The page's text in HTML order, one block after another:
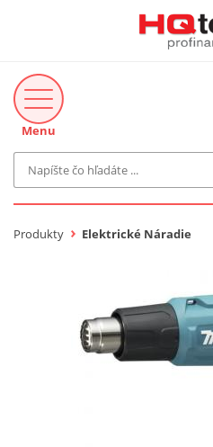
Značka
Makita-Záhrada
Proxxon Industrial
KNIPEX
Menu
Produkty Elektrické Náradie